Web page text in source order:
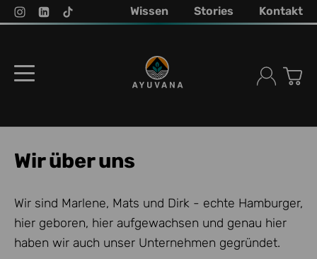
Wissen Stories Kontakt
Wir über uns
Wir sind Marlene, Mats und Dirk - echte Hamburger,
hier geboren, hier aufgewachsen und genau hier
haben wir auch unser Unternehmen gegründet.